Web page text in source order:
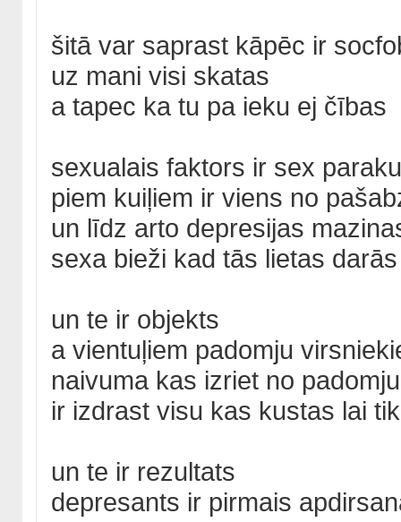
šitā var saprast kāpēc ir
uz mani visi skatas
a tapec ka tu pa ieku ej čības
sexualais faktors ir sex
piem kuiļiem ir viens no
un līdz arto depresijas
sexa bieži kad tās lietas
un te ir objekts
a vientuļiem padomju
naivuma kas izriet no
ir izdrast visu kas kustas lai
un te ir rezultats
depresants ir pirmais